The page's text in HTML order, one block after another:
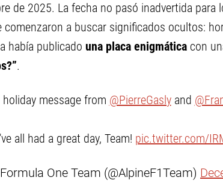
de 2025. La fecha no pasó inadvertida para
comenzaron a buscar significados ocultos:
había publicado una placa enigmática con
.
message from @PierreGaslyand
all had a great day, Team! pic.twitter.com/
One Team (@AlpineF1Team)